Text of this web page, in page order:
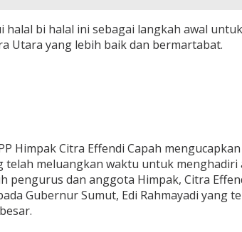
halal bi halal ini sebagai langkah awal untuk
Utara yang lebih baik dan bermartabat.
Himpak Citra Effendi Capah
telah meluangkan waktu untuk menghadiri
pengurus dan anggota Himpak, Citra
Gubernur Sumut, Edi Rahmayadi yang